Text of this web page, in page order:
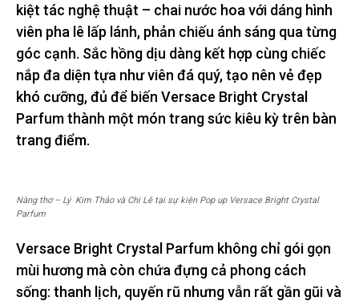
kiệt tác nghệ thuật – chai nước hoa với dáng hình
viên pha lê lấp lánh, phản chiếu ánh sáng qua từng
góc cạnh. Sắc hồng dịu dàng kết hợp cùng chiếc
nắp đa diện tựa như viên đá quý, tạo nên vẻ đẹp
khó cưỡng, đủ để biến Versace Bright Crystal
Parfum thành một món trang sức kiêu kỳ trên bàn
trang điểm.
Nàng thơ – Lý Kim Thảo và Chi Lê tại sự kiện Pop up Versace Bright Crystal
Parfum
Versace Bright Crystal Parfum không chỉ gói gọn
mùi hương mà còn chứa đựng cả phong cách
sống: thanh lịch, quyến rũ nhưng vẫn rất gần gũi và